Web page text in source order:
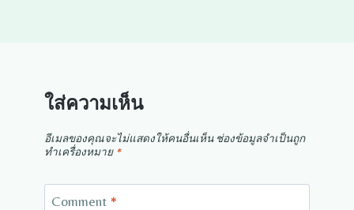
ใส่ความเห็น
อีเมลของคุณจะไม่แสดงให้คนอื่นเห็น ช่องข้อมูลจำเป็นถูก
ทำเครื่องหมาย *
Comment *